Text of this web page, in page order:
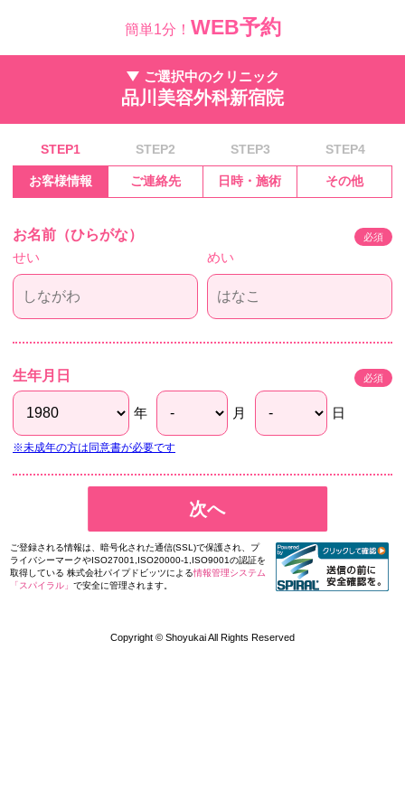
簡単1分！ WEB予約
ご選択中のクリニック
品川美容外科新宿院
STEP1 STEP2 STEP3 STEP4
お客様情報 ご連絡先 日時・施術 その他
お名前（ひらがな） 必須
せい めい
生年月日 必須
年 月 日
※未成年の方は同意書が必要です
次へ
ご登録される情報は、暗号化された通信(SSL)で保護され、プ
ライバシーマークやISO27001,ISO20000-1,ISO9001の認証を
取得している 株式会社パイプドビッツによる情報管理システム
「スパイラル」 で安全に管理されます。
Copyright © Shoyukai All Rights Reserved